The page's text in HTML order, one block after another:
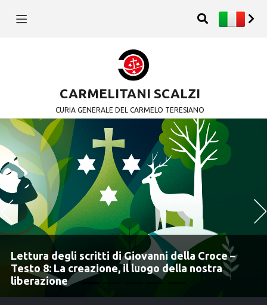
CARMELITANI SCALZI
CURIA GENERALE DEL CARMELO TERESIANO
Croce –
nostra
Incontro mondiale dell’OCDS
Previous